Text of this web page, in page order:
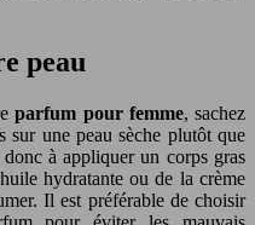
peau
parfum pour femme, sachez
sur une peau sèche plutôt que
à appliquer un corps gras
hydratante ou de la crème
Il est préférable de choisir